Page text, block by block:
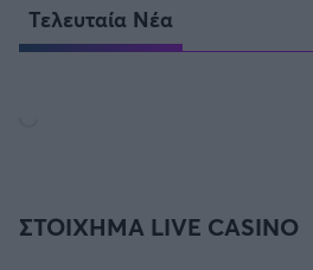
Τελευταία Νέα
ΣΤΟΙΧΗΜΑ LIVE CASINO